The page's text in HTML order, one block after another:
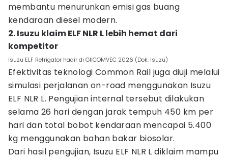
membantu menurunkan emisi gas buang
kendaraan diesel modern.
2. Isuzu klaim ELF NLR L lebih hemat dari
kompetitor
Isuzu ELF Refrigator hadir di GIICOMVEC 2026 (Dok. Isuzu)
Efektivitas teknologi Common Rail juga diuji melalui
simulasi perjalanan on-road menggunakan Isuzu
ELF NLR L. Pengujian internal tersebut dilakukan
selama 26 hari dengan jarak tempuh 450 km per
hari dan total bobot kendaraan mencapai 5.400
kg menggunakan bahan bakar biosolar.
Dari hasil pengujian, Isuzu ELF NLR L diklaim mampu